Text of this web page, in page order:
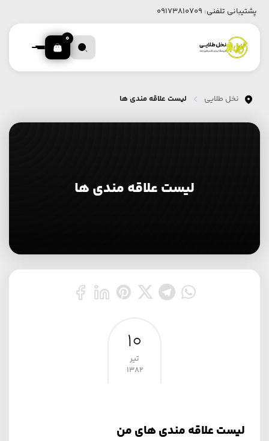
پشتیبانی تلفنی: 09173810709
0
نخل طلایی لیست علاقه مندی ها
لیست علاقه مندی ها
۱۰
تیر
۱۳۸۲
لیست علاقه مندی های من